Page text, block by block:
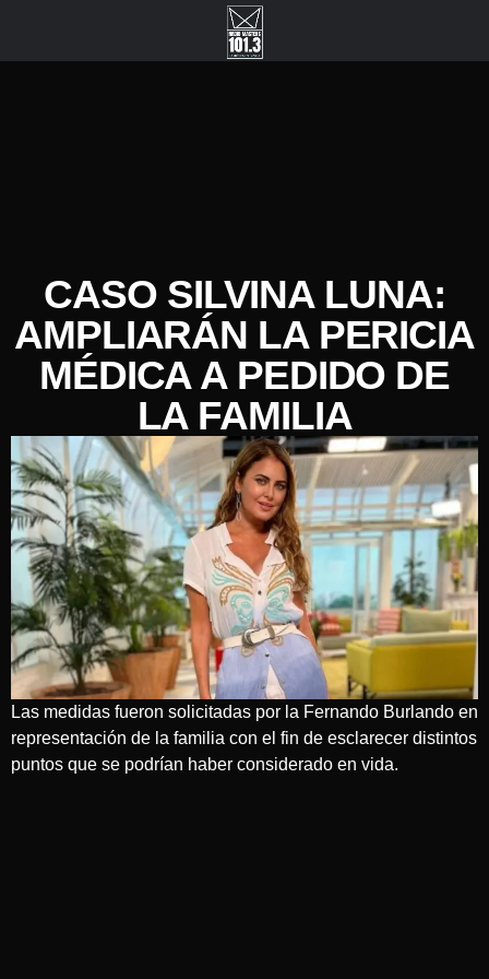
CASO SILVINA LUNA:
AMPLIARÁN LA PERICIA
MÉDICA A PEDIDO DE
LA FAMILIA
Las medidas fueron solicitadas por la Fernando Burlando en
representación de la familia con el fin de esclarecer distintos
puntos que se podrían haber considerado en vida.